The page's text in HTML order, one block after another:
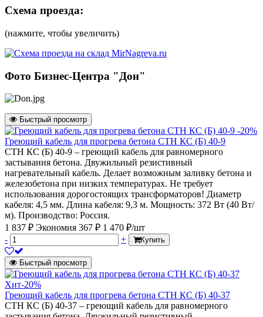
Схема проезда:
(нажмите, чтобы увеличить)
Фото Бизнес-Центра "Дон"
Быстрый просмотр
-20%
Греющий кабель для прогрева бетона СТН КС (Б) 40-9
СТН КС (Б) 40-9 – греющий кабель для равномерного
застывания бетона. Двужильный резистивный
нагревательный кабель. Делает возможным заливку бетона и
железобетона при низких температурах. Не требует
использования дорогостоящих трансформаторов! Диаметр
кабеля: 4,5 мм. Длина кабеля: 9,3 м. Мощность: 372 Вт (40 Вт/
м). Производство: Россия.
1 837 ₽ Экономия 367 ₽ 1 470 ₽/шт
-
+ Купить
Быстрый просмотр
Хит-20%
Греющий кабель для прогрева бетона СТН КС (Б) 40-37
СТН КС (Б) 40-37 – греющий кабель для равномерного